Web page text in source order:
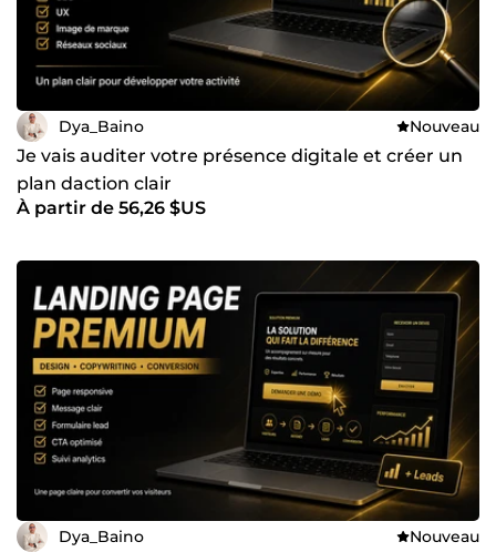
au développement de votre activité. Au plaisir de
collaborer avec vous !
Dya_Baino Nouveau
Je vais auditer votre présence digitale et créer un
plan daction clair
À partir de 56,26 $US
Dya_Baino Nouveau